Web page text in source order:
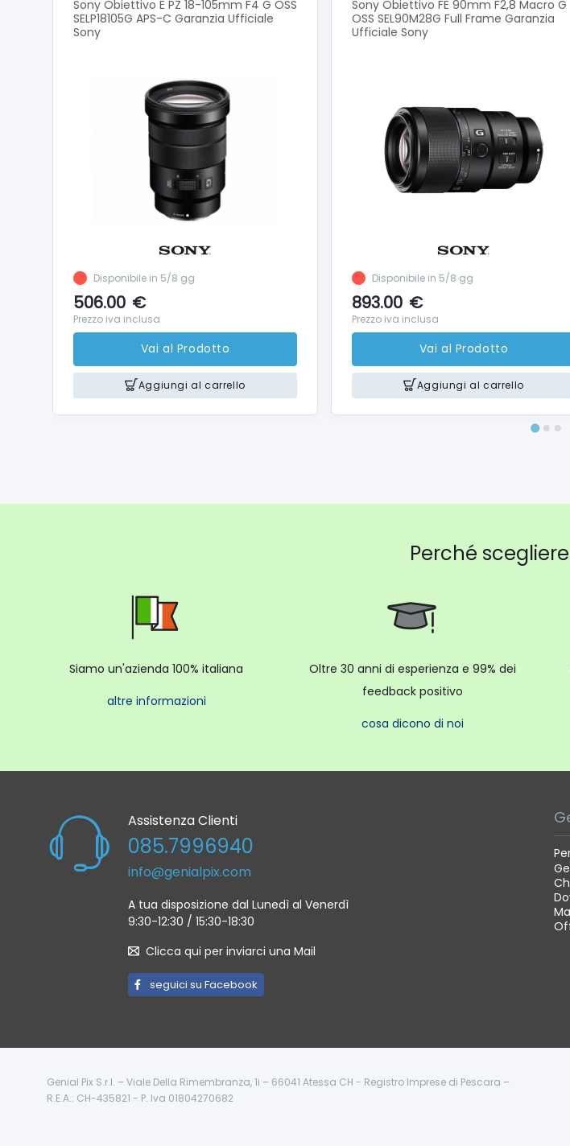
Sony Obiettivo E PZ 18-105mm F4 G OSS
SELP18105G APS-C Garanzia Ufficiale
Sony
Disponibile in 5/8 gg
506.00 €
Prezzo iva inclusa
Vai al Prodotto
Aggiungi al carrello
Sony Obiettivo FE 90mm F2,8 Macro G
OSS SEL90M28G Full Frame Garanzia
Ufficiale Sony
Disponibile in 5/8 gg
893.00 €
Prezzo iva inclusa
Vai al Prodotto
Aggiungi al carrello
Perché
Siamo un'azienda 100% italiana
altre informazioni
Oltre 30 anni di esperienza e 99% dei
feedback positivo
cosa dicono di noi
Assistenza Clienti
085.7996940
info@genialpix.com
A tua disposizione dal Lunedì al Venerdì
9:30-12:30 / 15:30-18:30
Clicca qui per inviarci una Mail
seguici su Facebook
Genial Pix S.r.l. – Viale Della Rimembranza, 1i – 66041 Atessa CH - Registro Imprese di Pescara –
R.E.A.: CH-435821 - P. Iva 01804270682